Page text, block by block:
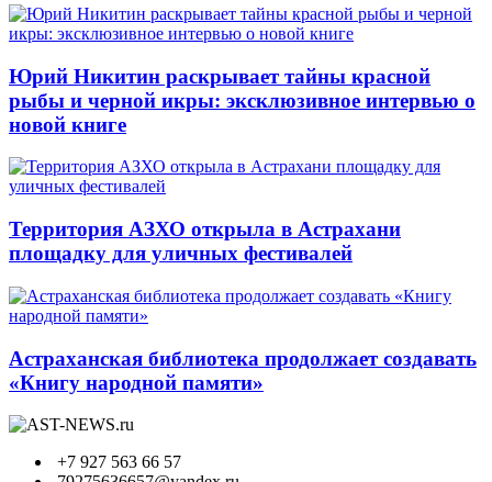
Юрий Никитин раскрывает тайны красной
рыбы и черной икры: эксклюзивное интервью о
новой книге
Территория АЗХО открыла в Астрахани
площадку для уличных фестивалей
Астраханская библиотека продолжает создавать
«Книгу народной памяти»
+7 927 563 66 57